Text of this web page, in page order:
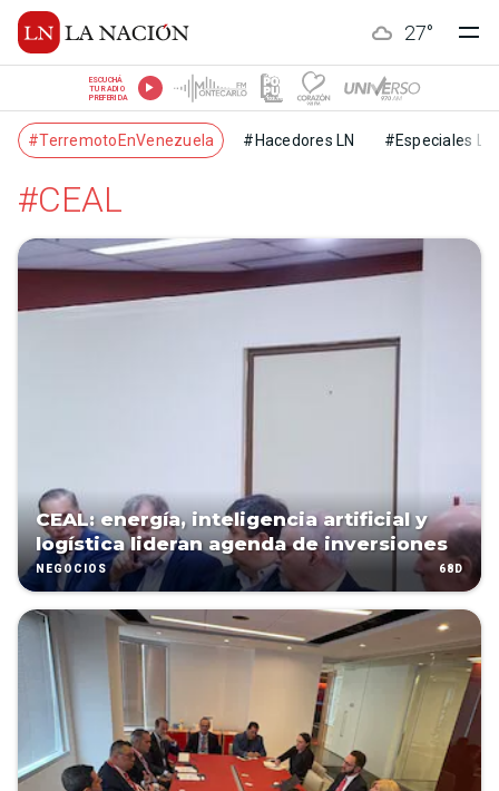
27°
ESCUCHÁ
TU RADIO
PREFERIDA
#TerremotoEnVenezuela #Hacedores LN #Especiales LN
#CEAL
CEAL: energía, inteligencia artificial y
logística lideran agenda de inversiones
NEGOCIOS 68D